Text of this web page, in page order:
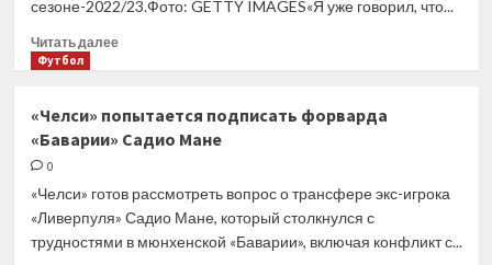
матчей
сезоне-2022/23.Фото: GETTY IMAGES«Я уже говорил, что...
Читать далееПрочитать
«Барселона»
должна
Футбол
«Челси» попытается подписать форварда
«Баварии» Садио Мане
0
«Челси» готов рассмотреть вопрос о трансфере экс-игрока
«Ливерпуля» Садио Мане, который столкнулся с
трудностями в мюнхенской «Баварии», включая конфликт с...